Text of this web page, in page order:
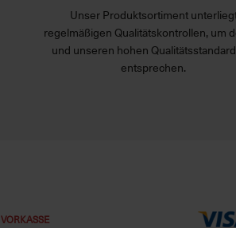
Unser Produktsortiment
regelmäßigen Qualitätskontrollen, um
und unseren hohen
entsprechen.
VORKASSE